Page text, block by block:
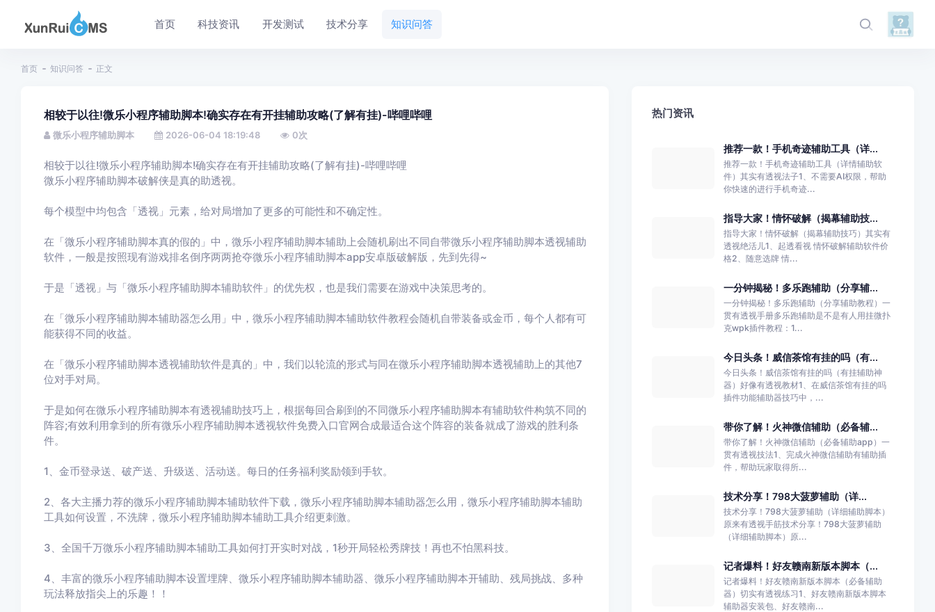
首页 科技资讯 开发测试 技术分享 知识问答
首页 知识问答 正文
相较于以往!微乐小程序辅助脚本!确实存在有开挂辅助攻略(了解有挂)-哔哩哔哩
微乐小程序辅助脚本 2026-06-04 18:19:48 0次
相较于以往!微乐小程序辅助脚本!确实存在有开挂辅助攻略(了解有挂)-哔哩哔哩
微乐小程序辅助脚本破解侠是真的助透视。
每个模型中均包含「透视」元素，给对局增加了更多的可能性和不确定性。
在「微乐小程序辅助脚本真的假的」中，微乐小程序辅助脚本辅助上会随机刷出不同自带微乐小程序辅助脚本透视辅助
软件，一般是按照现有游戏排名倒序两两抢夺微乐小程序辅助脚本app安卓版破解版，先到先得~
于是「透视」与「微乐小程序辅助脚本辅助软件」的优先权，也是我们需要在游戏中决策思考的。
在「微乐小程序辅助脚本辅助器怎么用」中，微乐小程序辅助脚本辅助软件教程会随机自带装备或金币，每个人都有可
能获得不同的收益。
在「微乐小程序辅助脚本透视辅助软件是真的」中，我们以轮流的形式与同在微乐小程序辅助脚本透视辅助上的其他7
位对手对局。
于是如何在微乐小程序辅助脚本有透视辅助技巧上，根据每回合刷到的不同微乐小程序辅助脚本有辅助软件构筑不同的
阵容;有效利用拿到的所有微乐小程序辅助脚本透视软件免费入口官网合成最适合这个阵容的装备就成了游戏的胜利条
件。
1、金币登录送、破产送、升级送、活动送。每日的任务福利奖励领到手软。
2、各大主播力荐的微乐小程序辅助脚本辅助软件下载，微乐小程序辅助脚本辅助器怎么用，微乐小程序辅助脚本辅助
工具如何设置，不洗牌，微乐小程序辅助脚本辅助工具介绍更刺激。
3、全国千万微乐小程序辅助脚本辅助工具如何打开实时对战，1秒开局轻松秀牌技！再也不怕黑科技。
4、丰富的微乐小程序辅助脚本设置埋牌、微乐小程序辅助脚本辅助器、微乐小程序辅助脚本开辅助、残局挑战、多种
玩法释放指尖上的乐趣！！
热门资讯
推荐一款！手机奇迹辅助工具（详...
推荐一款！手机奇迹辅助工具（详情辅助软
件）其实有透视法子1、不需要AI权限，帮助
你快速的进行手机奇迹...
指导大家！情怀破解（揭幕辅助技...
指导大家！情怀破解（揭幕辅助技巧）其实有
透视绝活儿1、起透看视 情怀破解辅助软件价
格2、随意选牌 情...
一分钟揭秘！多乐跑辅助（分享辅...
一分钟揭秘！多乐跑辅助（分享辅助教程）一
贯有透视手册多乐跑辅助是不是有人用挂微扑
克wpk插件教程：1...
今日头条！威信茶馆有挂的吗（有...
今日头条！威信茶馆有挂的吗（有挂辅助神
器）好像有透视教材1、在威信茶馆有挂的吗
插件功能辅助器技巧中，...
带你了解！火神微信辅助（必备辅...
带你了解！火神微信辅助（必备辅助app）一
贯有透视技法1、完成火神微信辅助有辅助插
件，帮助玩家取得所...
技术分享！798大菠萝辅助（详...
技术分享！798大菠萝辅助（详细辅助脚本）
原来有透视手筋技术分享！798大菠萝辅助
（详细辅助脚本）原...
记者爆料！好友赣南新版本脚本（...
记者爆料！好友赣南新版本脚本（必备辅助
器）切实有透视练习1、好友赣南新版本脚本
辅助器安装包、好友赣南...